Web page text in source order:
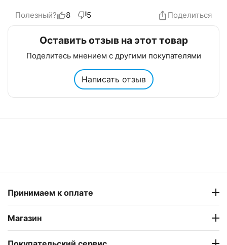
Полезный? 8 5 Поделиться
Оставить отзыв на этот товар
Поделитесь мнением с другими покупателями
Написать отзыв
Принимаем к оплате
Магазин